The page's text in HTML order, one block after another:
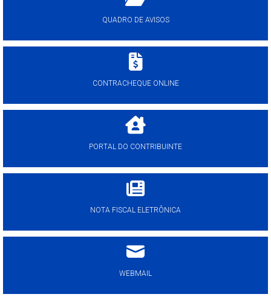
QUADRO DE AVISOS
CONTRACHEQUE ONLINE
PORTAL DO CONTRIBUINTE
NOTA FISCAL ELETRÔNICA
WEBMAIL